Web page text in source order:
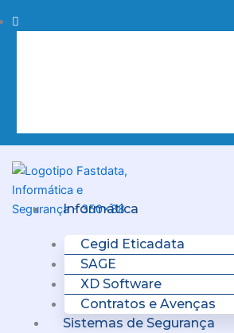
to
Procurar
Informática
Cegid Eticadata
SAGE
XD Software
Contratos e Avenças
Sistemas de Segurança
Menu